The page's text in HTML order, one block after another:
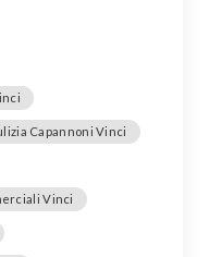
Capannoni Vinci
Vinci